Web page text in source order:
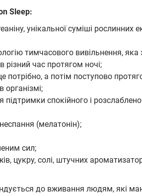
Sleep:
унікальної суміші рослинних
тимчасового вивільнення, яка
різний час протягом ночі;
потрібно, а потім поступово
організмі;
спокійного і
(мелатонін);
сил;
цукру, солі, штучних
до вживання людям, які